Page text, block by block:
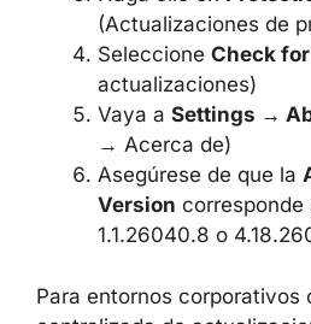
Abra la aplicación
(Seguridad de
Vaya a la sección
protection
amenazas)
Haga clic en
(Actualizaciones de
Seleccione Check
Vaya a Settings →